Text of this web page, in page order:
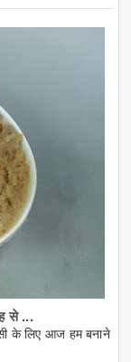
से ...
के लिए आज हम बनाने